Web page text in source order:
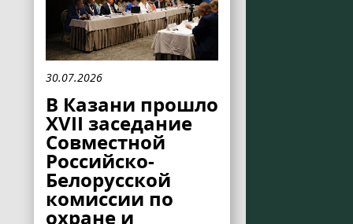
30.07.2026
В Казани прошло
XVII заседание
Совместной
Российско-
Белорусской
комиссии по
охране и